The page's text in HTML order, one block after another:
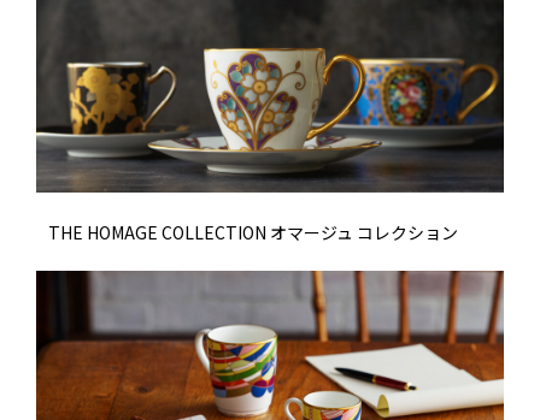
THE HOMAGE COLLECTION オマージュ コレクション